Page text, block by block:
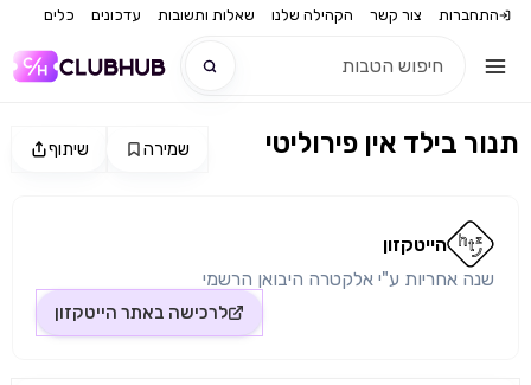
התחברות צור קשר הקהילה שלנו שאלות ותשובות עדכונים כלים
שיתוף שמירה תנור בילד אין פירוליטי
הייטקזון
שנה אחריות ע"י אלקטרה היבואן הרשמי
לרכישה באתר הייטקזון